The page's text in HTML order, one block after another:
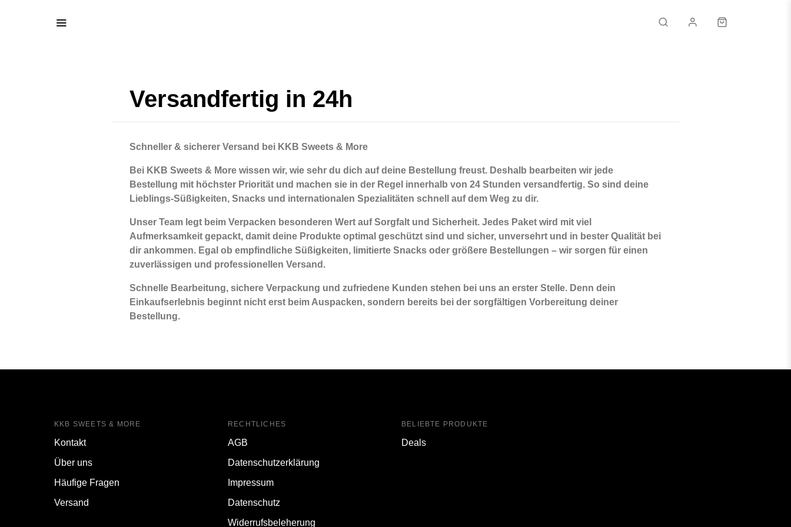
ANMELDEN
KONTO ERSTELLEN
Versandfertig in 24h
Schneller & sicherer Versand bei KKB Sweets & More
Bei KKB Sweets & More wissen wir, wie sehr du dich auf deine Bestellung freust. Deshalb bearbeiten wir jede
Bestellung mit höchster Priorität und machen sie in der Regel innerhalb von 24 Stunden versandfertig. So sind deine
Lieblings-Süßigkeiten, Snacks und internationalen Spezialitäten schnell auf dem Weg zu dir.
Unser Team legt beim Verpacken besonderen Wert auf Sorgfalt und Sicherheit. Jedes Paket wird mit viel
Aufmerksamkeit gepackt, damit deine Produkte optimal geschützt sind und sicher, unversehrt und in bester Qualitätbei
dir ankommen. Egal ob empfindliche Süßigkeiten, limitierte Snacks oder größere Bestellungen – wir sorgen für einen
zuverlässigen und professionellen Versand.
Schnelle Bearbeitung, sichere Verpackung und zufriedene Kunden stehen bei uns an erster Stelle. Denn dein
Einkaufserlebnis beginnt nicht erst beim Auspacken, sondern bereits bei der sorgfältigen Vorbereitung deiner
Bestellung.
KKB SWEETS & MORE
Kontakt
Über uns
Häufige Fragen
Versand
RECHTLICHES
AGB
Datenschutzerklärung
Impressum
Datenschutz
Widerrufsbeleherung
BELIEBTE PRODUKTE
Deals